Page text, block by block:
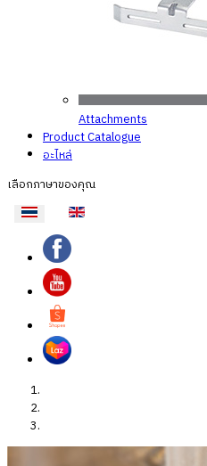
Attachments
Product Catalogue
อะไหล่
เลือกภาษาของคุณ